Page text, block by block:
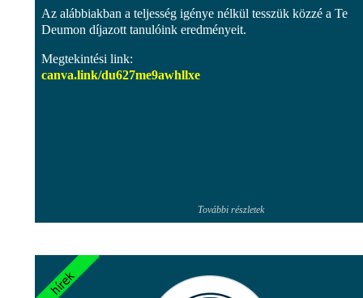
Az alábbiakban a teljesség igénye nélkül tesszük közzé a Te
Deumon díjazott tanulóink eredményeit.
Megtekintési link:
canva.link/du627me9awhllxe
További részletek